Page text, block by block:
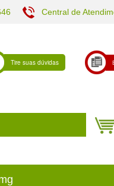
Central de
Tire suas dúvidas